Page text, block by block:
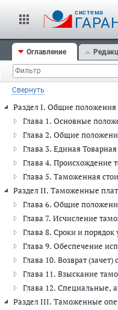
cистема
Оглавление
Свернуть
Раздел I. Общие положения
Глава 1. Основные
Глава 2. Общие
Глава 3. Единая
Глава 4. Происхождение
Глава 5. Таможенная
Раздел II. Таможенные
Глава 6. Общие
Глава 7. Исчисление
Глава 8. Сроки и
Глава 9. Обеспечение
Глава 10. Возврат
Глава 11. Взыскание
Глава 12. Специальные,
Раздел III. Таможенные